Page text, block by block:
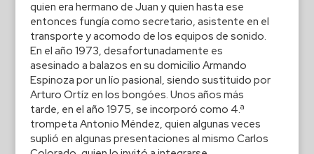
quien era hermano de Juan y quien hasta ese
entonces fungía como secretario, asistente en el
transporte y acomodo de los equipos de sonido.
En el año 1973, desafortunadamente es
asesinado a balazos en su domicilio Armando
Espinoza por un lío pasional, siendo sustituido por
Arturo Ortíz en los bongóes. Unos años más
tarde, en el año 1975, se incorporó como 4.ª
trompeta Antonio Méndez, quien algunas veces
suplió en algunas presentaciones al mismo Carlos